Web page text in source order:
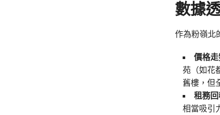
數據
作為粉嶺北
價格
苑（如花
舊樓，但
租務回
相當吸引